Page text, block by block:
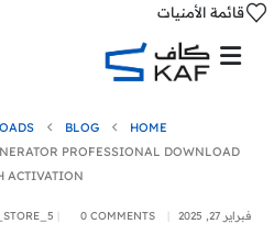
قائمة الأمنيات
HOME
BLOG
PROFESSIONAL DOWNLOAD
ACTIVATION
فبراير 27, 2025 0 COMMENTS